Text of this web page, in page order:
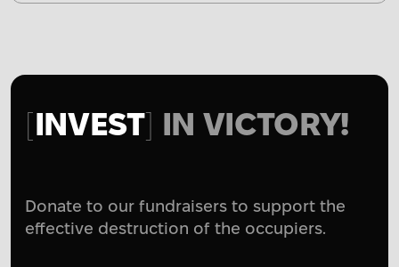
INVEST IN VICTORY!
Donate to our fundraisers to support the
effective destruction of the occupiers.